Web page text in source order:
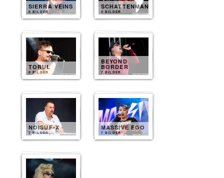
SIERRA VEINS
8 BILDER
SCHATTENMANN
8 BILDER
TORUL
8 BILDER
BEYOND
BORDER
7 BILDER
NOISUF-X
7 BILDER
MASSIVE EGO
7 BILDER